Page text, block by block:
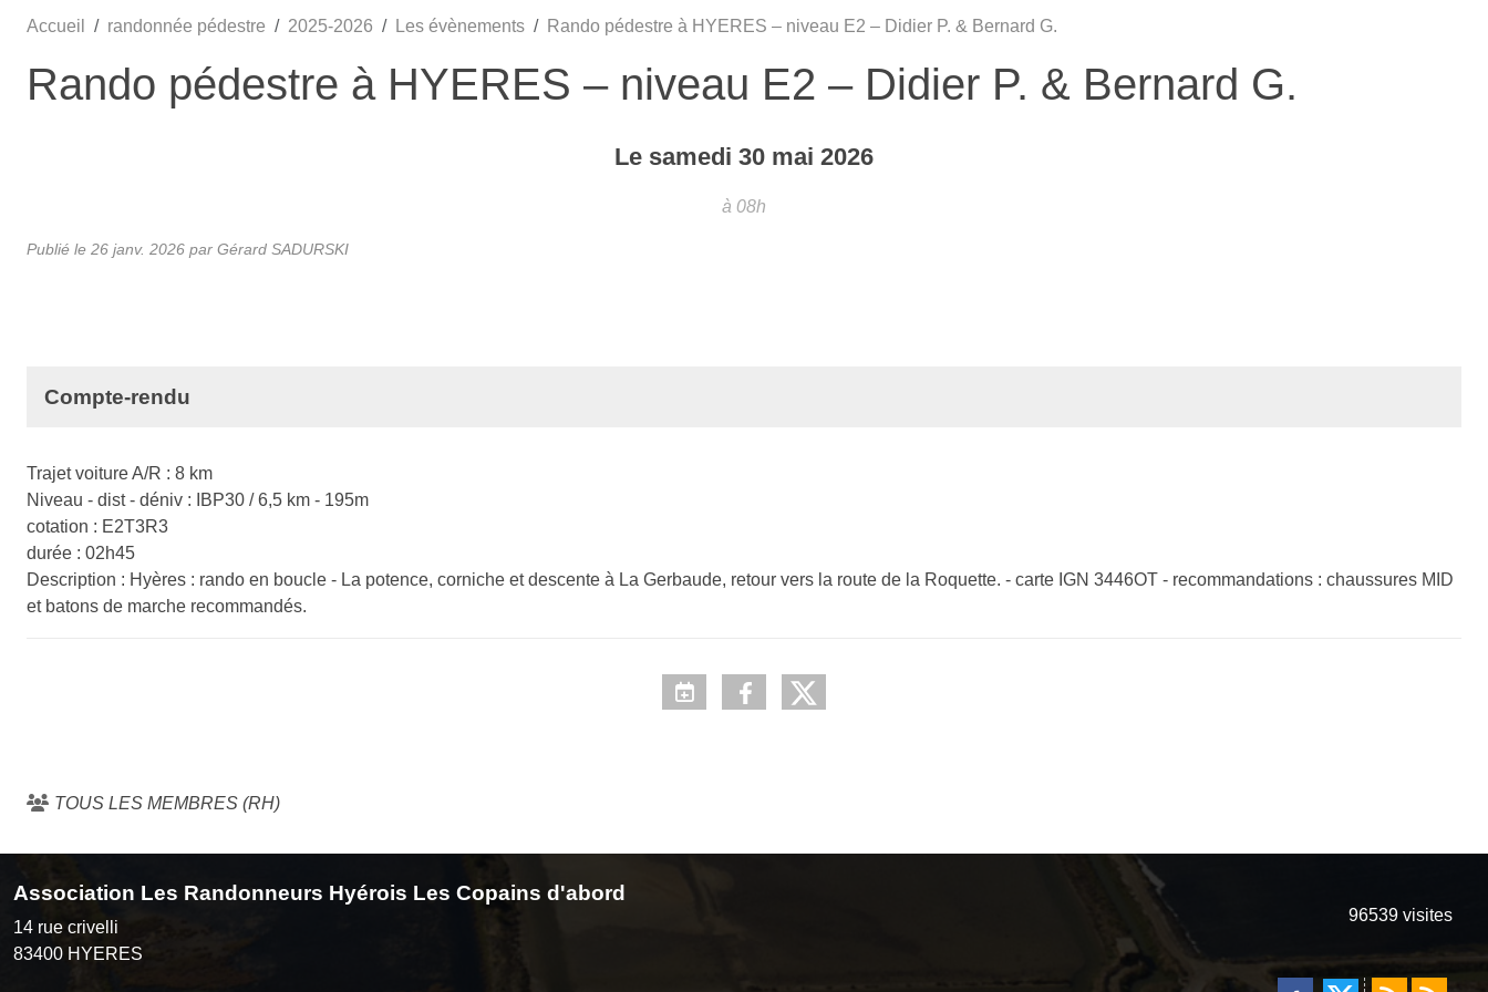
Accueil randonnée pédestre 2025-2026 Les évènements Rando pédestre à HYERES – niveau E2 – Didier P. & Bernard G.
Rando pédestre à HYERES – niveau E2 – Didier P. & Bernard G.
Le samedi 30 mai 2026
à 08h
Publié le 26 janv. 2026 par Gérard SADURSKI
Compte-rendu
Trajet voiture A/R : 8 km
Niveau - dist - déniv : IBP30 / 6,5 km - 195m
cotation : E2T3R3
durée : 02h45
Description : Hyères : rando en boucle - La potence, corniche et descente à La Gerbaude, retour vers la route de la Roquette. - carte IGN 3446OT - recommandations : chaussures MID
et batons de marche recommandés.
TOUS LES MEMBRES (RH)
Association Les Randonneurs Hyérois Les Copains d'abord
14 rue crivelli
83400 HYERES
96539 visites